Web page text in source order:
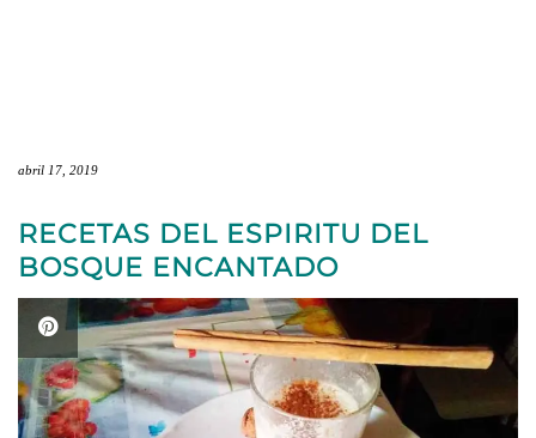
abril 17, 2019
RECETAS DEL ESPIRITU DEL
BOSQUE ENCANTADO